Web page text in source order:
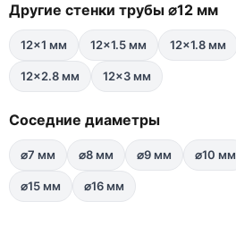
Другие стенки трубы ⌀12 мм
12×1 мм 12×1.5 мм 12×1.8 мм
12×2.8 мм 12×3 мм
Соседние диаметры
⌀7 мм ⌀8 мм ⌀9 мм ⌀10 мм
⌀15 мм ⌀16 мм